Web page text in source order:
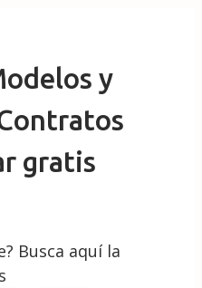
y
gratis
Busca aquí la